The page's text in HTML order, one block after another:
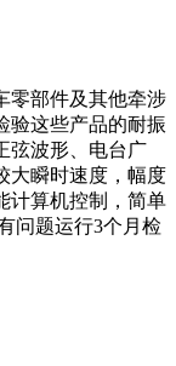
部件及其他牵涉
验这些产品的耐振
弦波形、电台广
大瞬时速度，幅度
计算机控制，简单
问题运行3个月检